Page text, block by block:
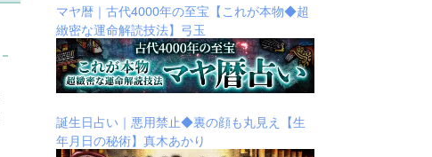
マヤ暦｜古代4000年の至宝【これが本物◆超
緻密な運命解読技法】弓玉
誕生日占い｜悪用禁止◆裏の顔も丸見え【生
年月日の秘術】真木あかり